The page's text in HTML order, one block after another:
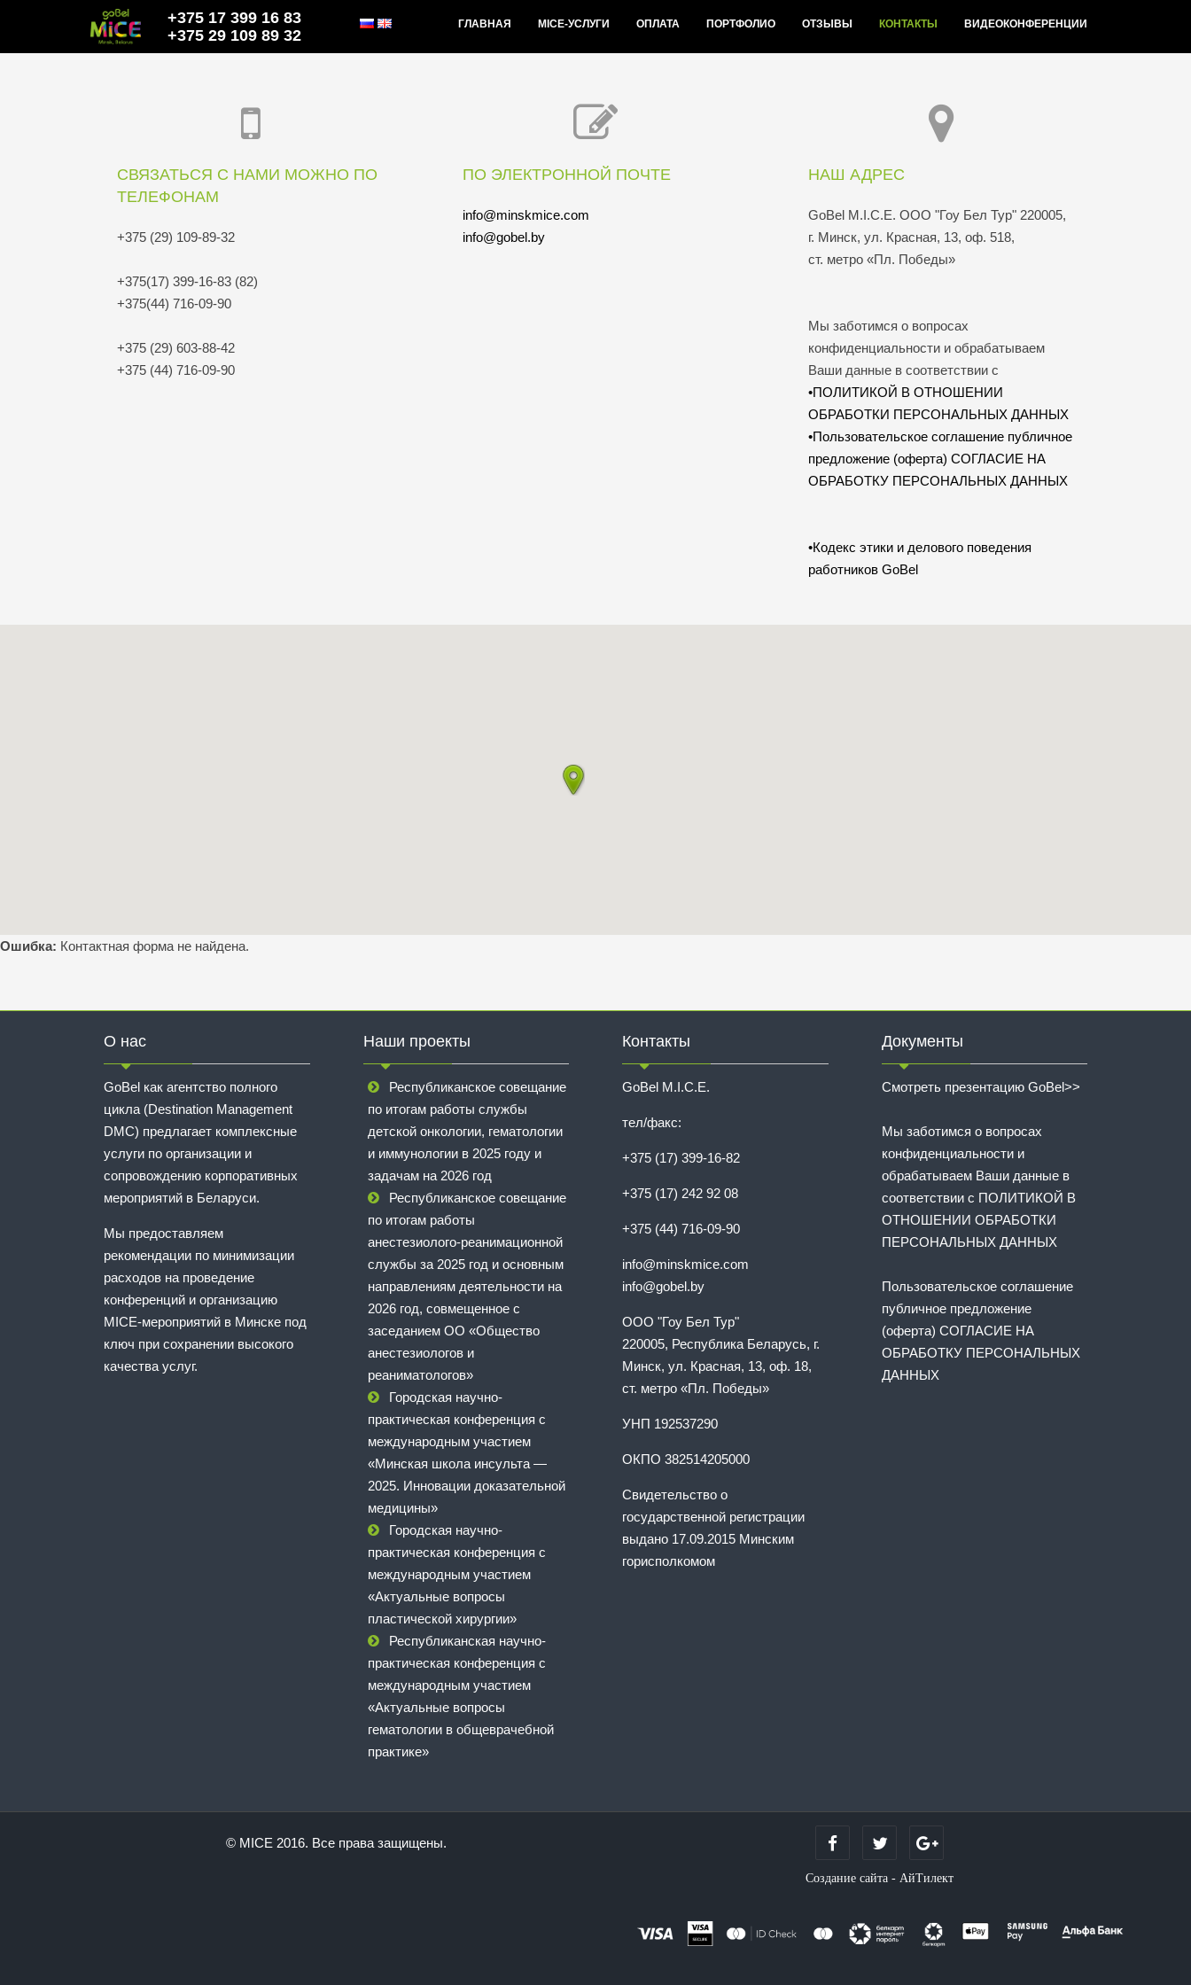
+375 17 399 16 83
+375 29 109 89 32
ГЛАВНАЯ MICE-УСЛУГИ ОПЛАТА ПОРТФОЛИО ОТЗЫВЫ КОНТАКТЫ ВИДЕОКОНФЕРЕНЦИИ
СВЯЗАТЬСЯ С НАМИ МОЖНО ПО
ТЕЛЕФОНАМ
+375 (29) 109-89-32
+375(17) 399-16-83 (82)
+375(44) 716-09-90
+375 (29) 603-88-42
+375 (44) 716-09-90
ПО ЭЛЕКТРОННОЙ ПОЧТЕ
info@minskmice.com
info@gobel.by
НАШ АДРЕС
GoBel M.I.C.E. ООО "Гоу Бел Тур" 220005,
г. Минск, ул. Красная, 13, оф. 518,
ст. метро «Пл. Победы»
Мы заботимся о вопросах
конфиденциальности и обрабатываем
Ваши данные в соответствии с
•ПОЛИТИКОЙ В ОТНОШЕНИИ
ОБРАБОТКИ ПЕРСОНАЛЬНЫХ ДАННЫХ
•Пользовательское соглашение публичное
предложение (оферта) СОГЛАСИЕ НА
ОБРАБОТКУ ПЕРСОНАЛЬНЫХ ДАННЫХ
•Кодекс этики и делового поведения
работников GoBel
Ошибка: Контактная форма не найдена.
О нас
GoBel как агентство полного
цикла (Destination Management
DMC) предлагает комплексные
услуги по организации и
сопровождению корпоративных
мероприятий в Беларуси.
Мы предоставляем
рекомендации по минимизации
расходов на проведение
конференций и организацию
MICE-мероприятий в Минске под
ключ при сохранении высокого
качества услуг.
Наши проекты
Республиканское совещание
по итогам работы службы
детской онкологии, гематологии
и иммунологии в 2025 году и
задачам на 2026 год
Республиканское совещание
по итогам работы
анестезиолого-реанимационной
службы за 2025 год и основным
направлениям деятельности на
2026 год, совмещенное с
заседанием ОО «Общество
анестезиологов и
реаниматологов»
Городская научно-
практическая конференция с
международным участием
«Минская школа инсульта —
2025. Инновации доказательной
медицины»
Городская научно-
практическая конференция с
международным участием
«Актуальные вопросы
пластической хирургии»
Республиканская научно-
практическая конференция с
международным участием
«Актуальные вопросы
гематологии в общеврачебной
практике»
Контакты
GoBel M.I.C.E.
тел/факс:
+375 (17) 399-16-82
+375 (17) 242 92 08
+375 (44) 716-09-90
info@minskmice.com
info@gobel.by
ООО "Гоу Бел Тур"
220005, Республика Беларусь, г.
Минск, ул. Красная, 13, оф. 18,
ст. метро «Пл. Победы»
УНП 192537290
ОКПО 382514205000
Свидетельство о
государственной регистрации
выдано 17.09.2015 Минским
горисполкомом
Документы
Смотреть презентацию GoBel>>
Мы заботимся о вопросах
конфиденциальности и
обрабатываем Ваши данные в
соответствии с ПОЛИТИКОЙ В
ОТНОШЕНИИ ОБРАБОТКИ
ПЕРСОНАЛЬНЫХ ДАННЫХ
Пользовательское соглашение
публичное предложение
(оферта) СОГЛАСИЕ НА
ОБРАБОТКУ ПЕРСОНАЛЬНЫХ
ДАННЫХ
© MICE 2016. Все права защищены.
Создание сайта - АйТилект